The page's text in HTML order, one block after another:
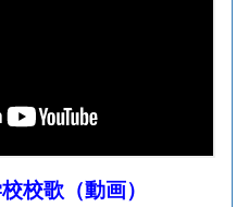
校歌（動画）